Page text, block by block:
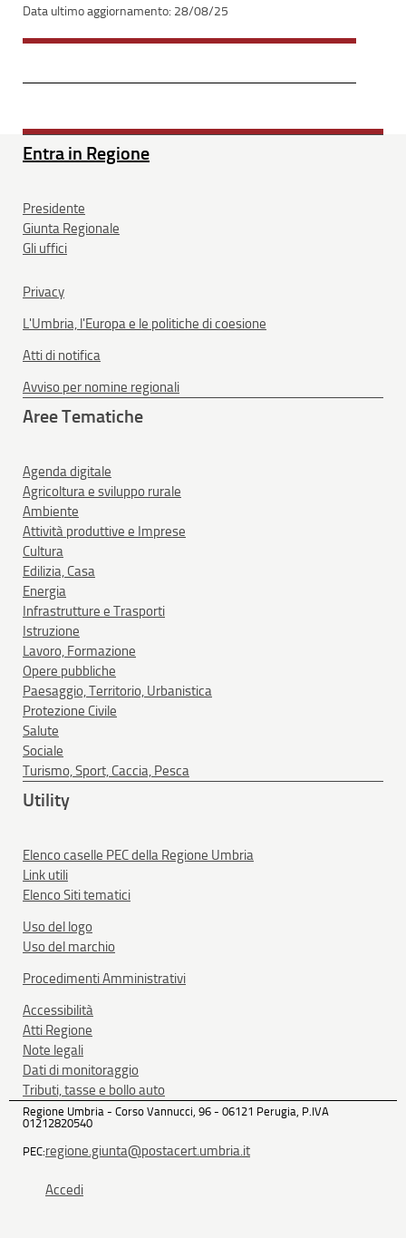
28/08/25
Entra in Regione
Presidente
Giunta Regionale
Gli uffici
Privacy
L'Umbria, l'Europa e le politiche di coesione
Atti di notifica
Avviso per nomine regionali
Aree Tematiche
Agenda digitale
Agricoltura e sviluppo rurale
Ambiente
Attività produttive e Imprese
Cultura
Edilizia, Casa
Energia
Infrastrutture e Trasporti
Istruzione
Lavoro, Formazione
Opere pubbliche
Paesaggio, Territorio, Urbanistica
Protezione Civile
Salute
Sociale
Turismo, Sport, Caccia, Pesca
Utility
Elenco caselle PEC della Regione Umbria
Link utili
Elenco Siti tematici
Uso del logo
Uso del marchio
Procedimenti Amministrativi
Accessibilità
Atti Regione
Note legali
Dati di monitoraggio
Tributi, tasse e bollo auto
Regione Umbria - Corso Vannucci, 96 - 06121 Perugia, P.IVA
01212820540
PEC:regione.giunta@postacert.umbria.it
Accedi